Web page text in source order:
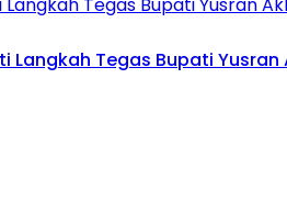
Langkah Tegas Bupati Yusran